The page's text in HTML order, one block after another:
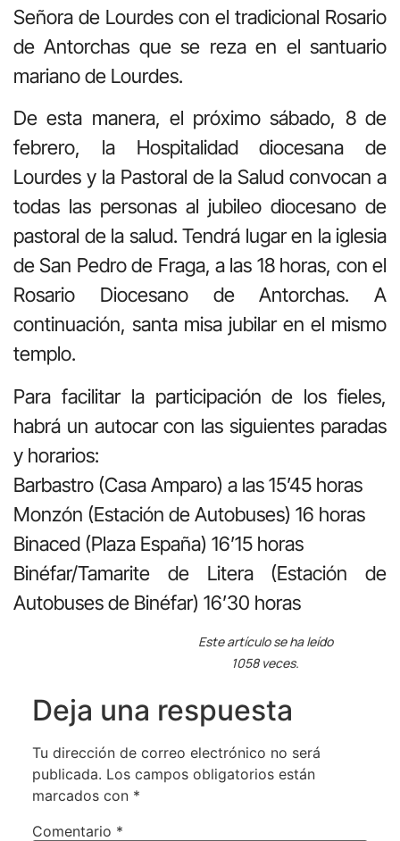
Señora de Lourdes con el tradicional Rosario
de Antorchas que se reza en el santuario
mariano de Lourdes.
De esta manera, el próximo sábado, 8 de
febrero, la Hospitalidad diocesana de
Lourdes y la Pastoral de la Salud convocan a
todas las personas al jubileo diocesano de
pastoral de la salud. Tendrá lugar en la iglesia
de San Pedro de Fraga, a las 18 horas, con el
Rosario Diocesano de Antorchas. A
continuación, santa misa jubilar en el mismo
templo.
Para facilitar la participación de los fieles,
habrá un autocar con las siguientes paradas
y horarios:
Barbastro (Casa Amparo) a las 15’45 horas
Monzón (Estación de Autobuses) 16 horas
Binaced (Plaza España) 16’15 horas
Binéfar/Tamarite de Litera (Estación de
Autobuses de Binéfar) 16’30 horas
Este artículo se ha leído
1058 veces.
Deja una respuesta
Tu dirección de correo electrónico no será
publicada. Los campos obligatorios están
marcados con *
Comentario *